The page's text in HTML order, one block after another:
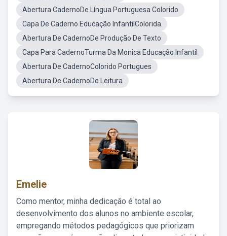
Abertura CadernoDe Língua Portuguesa Colorido
Capa De Caderno Educação InfantilColorida
Abertura De CadernoDe Produção De Texto
Capa Para CadernoTurma Da Monica Educação Infantil
Abertura De CadernoColorido Portugues
Abertura De CadernoDe Leitura
Emelie
Como mentor, minha dedicação é total ao
desenvolvimento dos alunos no ambiente escolar,
empregando métodos pedagógicos que priorizam